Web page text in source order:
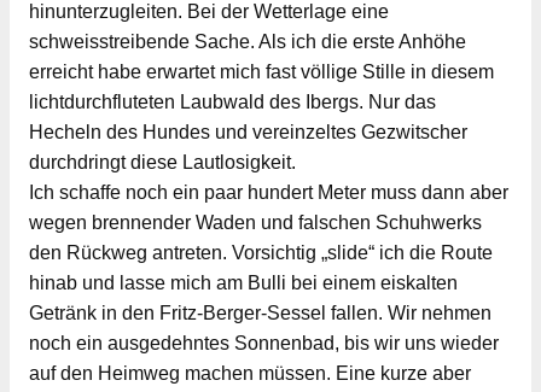
hinunterzugleiten. Bei der Wetterlage eine
schweisstreibende Sache. Als ich die erste Anhöhe
erreicht habe erwartet mich fast völlige Stille in diesem
lichtdurchfluteten Laubwald des Ibergs. Nur das
Hecheln des Hundes und vereinzeltes Gezwitscher
durchdringt diese Lautlosigkeit.
Ich schaffe noch ein paar hundert Meter muss dann aber
wegen brennender Waden und falschen Schuhwerks
den Rückweg antreten. Vorsichtig „slide“ ich die Route
hinab und lasse mich am Bulli bei einem eiskalten
Getränk in den Fritz-Berger-Sessel fallen. Wir nehmen
noch ein ausgedehntes Sonnenbad, bis wir uns wieder
auf den Heimweg machen müssen. Eine kurze aber